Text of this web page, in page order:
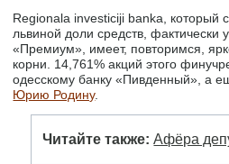
Regionala investiciji banka, который
львиной доли средств, фактически
«Премиум», имеет, повторимся,
корни. 14,761% акций этого
одесскому банку «Пивденный», а
Юрию Родину.
Читайте также: Афёра